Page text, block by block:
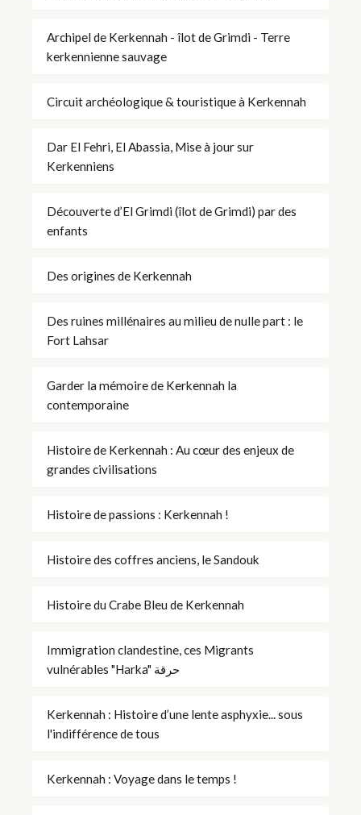
Archipel de Kerkennah - îlot de Grimdi - Terre
kerkennienne sauvage
Circuit archéologique & touristique à Kerkennah
Dar El Fehri, El Abassia, Mise à jour sur
Kerkenniens
Découverte d’El Grimdi (îlot de Grimdi) par des
enfants
Des origines de Kerkennah
Des ruines millénaires au milieu de nulle part : le
Fort Lahsar
Garder la mémoire de Kerkennah la
contemporaine
Histoire de Kerkennah : Au cœur des enjeux de
grandes civilisations
Histoire de passions : Kerkennah !
Histoire des coffres anciens, le Sandouk
Histoire du Crabe Bleu de Kerkennah
Immigration clandestine, ces Migrants
vulnérables "Harka" حرقة
Kerkennah : Histoire d’une lente asphyxie... sous
l'indifférence de tous
Kerkennah : Voyage dans le temps !